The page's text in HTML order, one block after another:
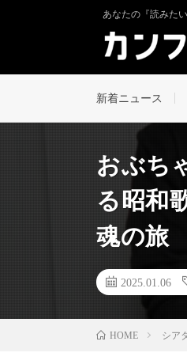
あなたの『読みた
新着ニュース
おぶち
る昭和
魂の旅
2025.01.06
HOME シア